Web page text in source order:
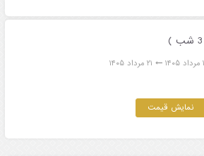
۲۱ مرداد ۱۴۰۵
نمایش قیمت